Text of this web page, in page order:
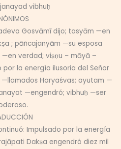
vibhuḥ
Gosvāmī dijo; tasyām —en
; pāñcajanyām —su esposa
verdad; viṣṇu – māyā –
la energía ilusoria del Señor
—llamados Haryaśvas; ayutam —
—engendró; vibhuḥ —ser
Impulsado por la energía
Dakṣa engendró diez mil